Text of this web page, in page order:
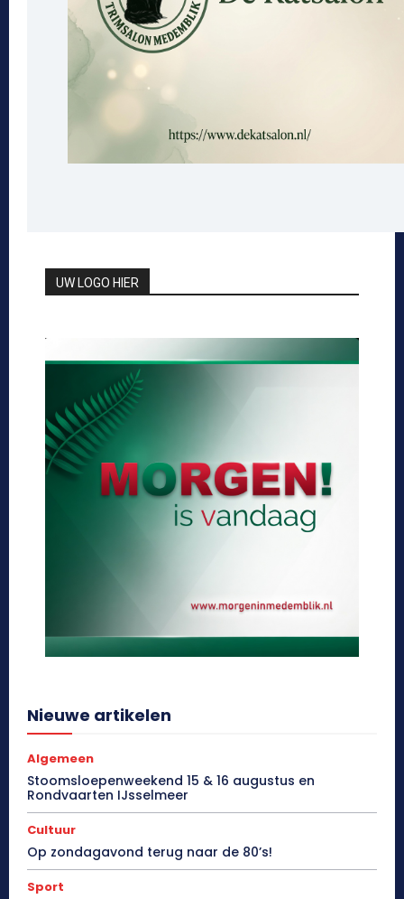
UW LOGO HIER
Nieuwe artikelen
Algemeen
Stoomsloepenweekend 15 & 16 augustus en
Rondvaarten IJsselmeer
Cultuur
Op zondagavond terug naar de 80’s!
Sport